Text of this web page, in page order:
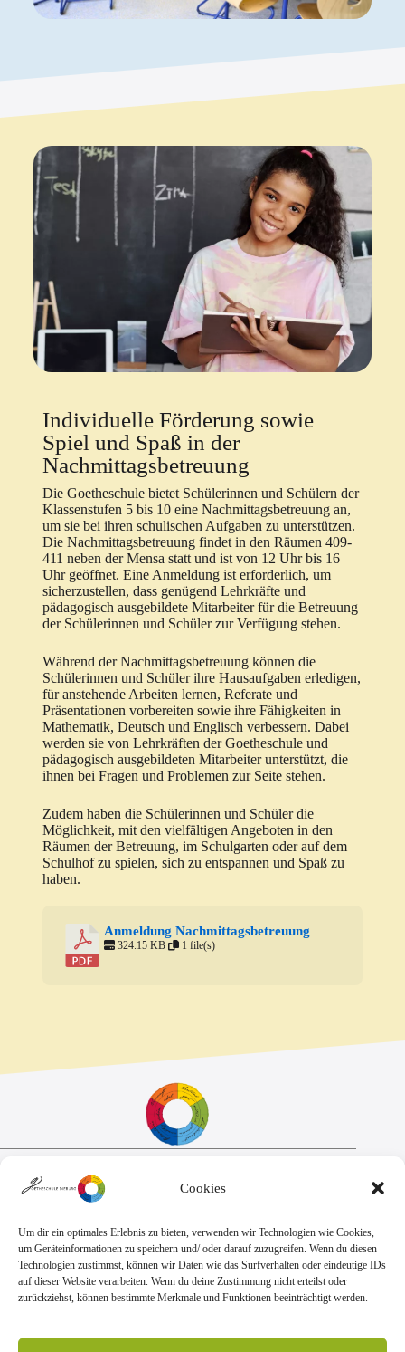
Cookies
Um dir ein optimales Erlebnis zu bieten, verwenden wir Technologien wie Cookies,
um Geräteinformationen zu speichern und/ oder darauf zuzugreifen. Wenn du diesen
Technologien zustimmst, können wir Daten wie das Surfverhalten oder eindeutige IDs
auf dieser Website verarbeiten. Wenn du deine Zustimmung nicht erteilst oder
zurückziehst, können bestimmte Merkmale und Funktionen beeinträchtigt werden.
Individuelle Förderung sowie
Spiel und Spaß in der
Nachmittagsbetreuung
Die Goetheschule bietet Schülerinnen und Schülern der
Klassenstufen 5 bis 10 eine Nachmittagsbetreuung an,
um sie bei ihren schulischen Aufgaben zu unterstützen.
Die Nachmittagsbetreuung findet in den Räumen 409-
411 neben der Mensa statt und ist von 12 Uhr bis 16
Uhr geöffnet. Eine Anmeldung ist erforderlich, um
sicherzustellen, dass genügend Lehrkräfte und
pädagogisch ausgebildete Mitarbeiter für die Betreuung
der Schülerinnen und Schüler zur Verfügung stehen.
Während der Nachmittagsbetreuung können die
Schülerinnen und Schüler ihre Hausaufgaben erledigen,
für anstehende Arbeiten lernen, Referate und
Präsentationen vorbereiten sowie ihre Fähigkeiten in
Mathematik, Deutsch und Englisch verbessern. Dabei
werden sie von Lehrkräften der Goetheschule und
pädagogisch ausgebildeten Mitarbeiter unterstützt, die
ihnen bei Fragen und Problemen zur Seite stehen.
Zudem haben die Schülerinnen und Schüler die
Möglichkeit, mit den vielfältigen Angeboten in den
Räumen der Betreuung, im Schulgarten oder auf dem
Schulhof zu spielen, sich zu entspannen und Spaß zu
haben.
Anmeldung Nachmittagsbetreuung
324.15 KB 1 file(s)
Sekretariat:
Montag - Donnerstag: 7.45 Uhr bis 14:30 Uhr
E-Mail:
sekretariat@goethe.schule
Telefon
+49 6071 9888 0
Fax
+49 6071 9888 50
Anschrift